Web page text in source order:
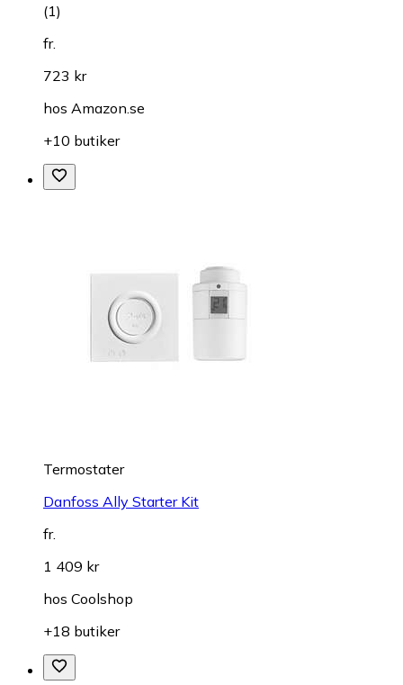
(1)
fr.
723 kr
hos Amazon.se
+10 butiker
Termostater
Danfoss Ally Starter Kit
fr.
1 409 kr
hos Coolshop
+18 butiker